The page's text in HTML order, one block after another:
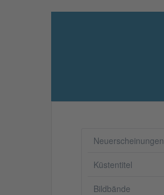
Neuerscheinungen
Küstentitel
Bildbände